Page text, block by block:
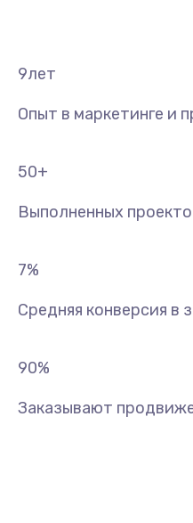
9лет
Опыт в маркетинге и
50+
Выполненных
7%
Средняя конверсия в
90%
Заказывают